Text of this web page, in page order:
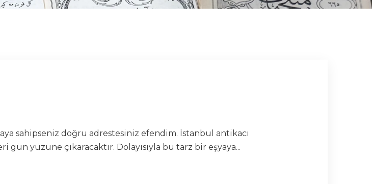
sahipseniz doğru adrestesiniz efendim. İstanbul antikacı
yüzüne çıkaracaktır. Dolayısıyla bu tarz bir eşyaya...